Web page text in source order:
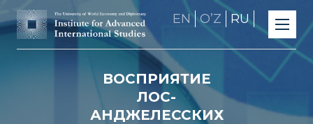
EN OʼZ RU
ВОСПРИЯТИЕ
ЛОС-
АНДЖЕЛЕССКИХ